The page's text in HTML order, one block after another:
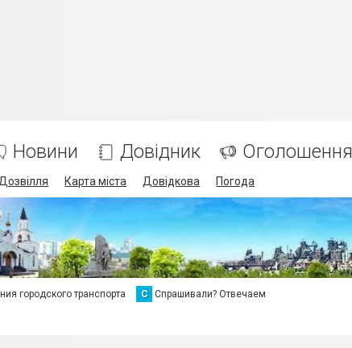
Новини Довідник Оголошення
Карта міста Довідкова Погода
городского транспорта С Спрашивали? Отвечаем